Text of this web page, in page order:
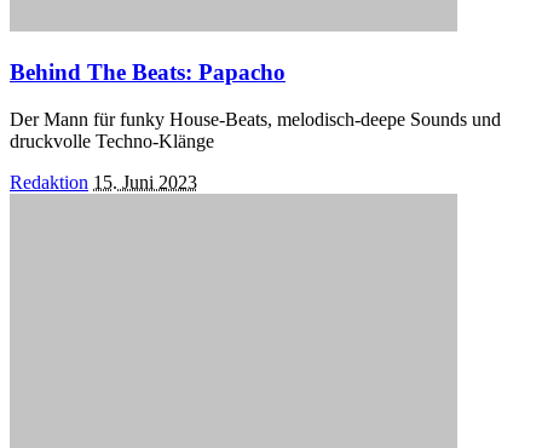
Behind The Beats: Papacho
Der Mann für funky House-Beats, melodisch-deepe Sounds und
druckvolle Techno-Klänge
Posted
Redaktion 15. Juni 2023